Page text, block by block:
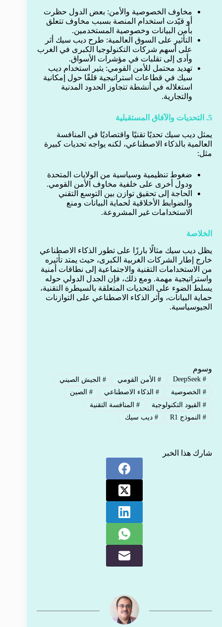
مخاوف الخصوصية والأمن: بعض الدول حظرت
أو قيّدت استخدام المنصة بسبب مخاوف تتعلق
بأمن البيانات وخصوصية المستخدمين.
التأثير على السوق العالمية: طرح ديب سيك أثر
على أسهم شركات التكنولوجيا الكبرى في الغرب
وأدى إلى تقلبات في مؤشرات الأسواق.
تهديد محتمل للأمن القومي: يثير استخدام ديب
سيك في قطاعات استراتيجية قلقًا حول إمكانية
استغلاله في أنشطة تتجاوز الحدود المدنية
والتجارية.
5. التحديات والآفاق المستقبلية
يمثل ديب سيك تحديًا تقنيًا واقتصاديًا في المنافسة
العالمية بالذكاء الاصطناعي، لكنه يواجه تحديات كبيرة
مثل:
ضغوط تنظيمية وسياسية من الولايات المتحدة
ودول أخرى على خلفية مخاوف الأمن القومي.
الحاجة إلى تحقيق توازن بين التوسع التقني
والضوابط الأخلاقية لحماية البيانات ومنع
الاستخدامات غير المشروعة.
الخلاصة
يظل ديب سيك مثالًا بارزًا على تطور الذكاء الاصطناعي
خارج إطار الشركات الغربية الكبرى، حيث يمتد تأثيره
من الاستخدامات التقنية والاجتماعية إلى نطاقات أمنية
واستراتيجية مهمة. ومع ذلك، فإن الجدل الدولي حوله
يسلط الضوء على التحديات المتعلقة بالسيطرة التقنية،
حماية البيانات، وأثر الذكاء الاصطناعي على التوازنات
الجيوسياسية.
وسوم
#
DeepSeek
#الأمن القومي # الجيش الصيني
#الخصوصية #الذكاء الاصطناعي # الصين
#القيود التكنولوجية #المنافسة التقنية
#النموذج R1 #ديب سيك
شارك هذا الخبر